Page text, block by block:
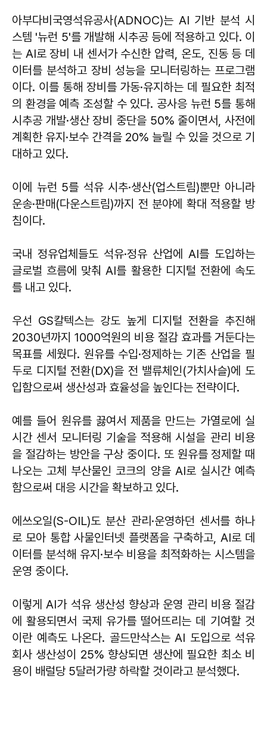
아부다비국영석유공사(ADNOC)는 AI 기반 분석 시
스템 '뉴런 5'를 개발해 시추공 등에 적용하고 있다. 이
는 AI로 장비 내 센서가 수신한 압력, 온도, 진동 등 데
이터를 분석하고 장비 성능을 모니터링하는 프로그램
이다. 이를 통해 장비를 가동·유지하는 데 필요한 최적
의 환경을 예측 조성할 수 있다. 공사응 뉴런 5를 통해
시추공 개발·생산 장비 중단을 50% 줄이면서, 사전에
계획한 유지·보수 간격을 20% 늘릴 수 있을 것으로 기
대하고 있다.
이에 뉴런 5를 석유 시추·생산(업스트림)뿐만 아니라
운송·판매(다운스트림)까지 전 분야에 확대 적용할 방
침이다.
국내 정유업체들도 석유·정유 산업에 AI를 도입하는
글로벌 흐름에 맞춰 AI를 활용한 디지털 전환에 속도
를 내고 있다.
우선 GS칼텍스는 강도 높게 디지털 전환을 추진해
2030년까지 1000억원의 비용 절감 효과를 거둔다는
목표를 세웠다. 원유를 수입·정제하는 기존 산업을 필
두로 디지털 전환(DX)을 전 밸류체인(가치사슬)에 도
입함으로써 생산성과 효율성을 높인다는 전략이다.
예를 들어 원유를 끓여서 제품을 만드는 가열로에 실
시간 센서 모니터링 기술을 적용해 시설을 관리 비용
을 절감하는 방안을 구상 중이다. 또 원유를 정제할 때
나오는 고체 부산물인 코크의 양을 AI로 실시간 예측
함으로써 대응 시간을 확보하고 있다.
에쓰오일(S-OIL)도 분산 관리·운영하던 센서를 하나
로 모아 통합 사물인터넷 플랫폼을 구축하고, AI로 데
이터를 분석해 유지·보수 비용을 최적화하는 시스템을
운영 중이다.
이렇게 AI가 석유 생산성 향상과 운영 관리 비용 절감
에 활용되면서 국제 유가를 떨어뜨리는 데 기여할 것
이란 예측도 나온다. 골드만삭스는 AI 도입으로 석유
회사 생산성이 25% 향상되면 생산에 필요한 최소 비
용이 배럴당 5달러가량 하락할 것이라고 분석했다.